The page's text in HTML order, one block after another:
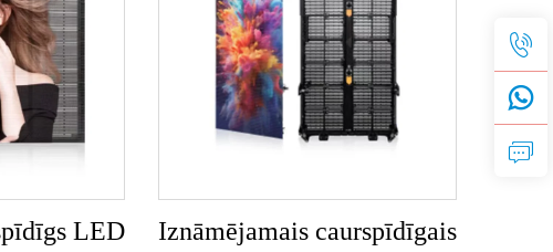
LED
Iznāmējamais caurspīdīgais